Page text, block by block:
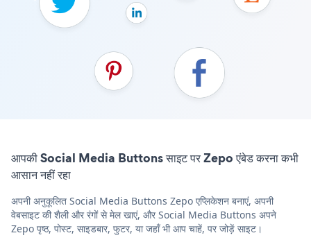
आपकी Social Media Buttons साइट पर Zepo एंबेड करना कभी
आसान नहीं रहा
अपनी अनुकूलित Social Media Buttons Zepo एप्लिकेशन बनाएं, अपनी
वेबसाइट की शैली और रंगों से मेल खाएं, और Social Media Buttons अपने
Zepo पृष्ठ, पोस्ट, साइडबार, फुटर, या जहाँ भी आप चाहें, पर जोड़ें साइट।